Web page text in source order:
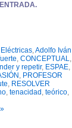
,Adolfo Iván
, CONCEPTUAL,
y repetir, ESPAE,
, PROFESOR
, RESOLVER
, tenacidad , teórico,